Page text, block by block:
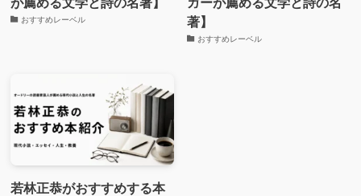
おすすめレーベル
著】
おすすめレーベル
若林正恭がおすすめする本